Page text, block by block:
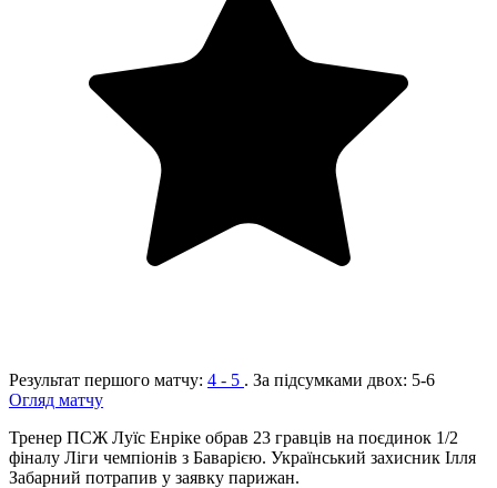
Результат першого матчу: 4 - 5 . За підсумками двох: 5-6
Огляд матчу
Тренер ПСЖ Луїс Енріке обрав 23 гравців на поєдинок 1/2
фіналу Ліги чемпіонів з Баварією. Український захисник Ілля
Забарний потрапив у заявку парижан.